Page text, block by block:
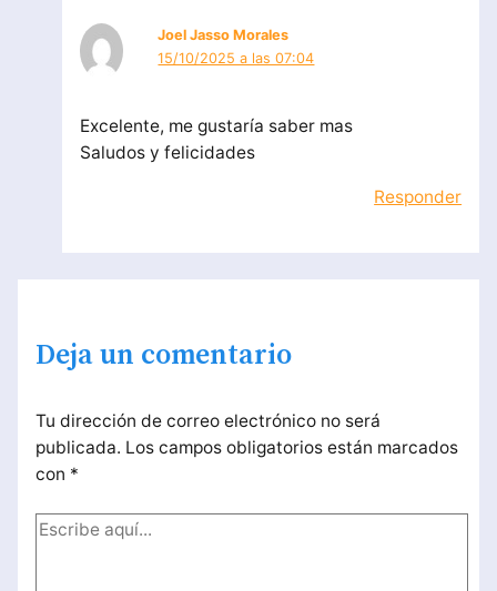
Joel Jasso Morales
15/10/2025 a las 07:04
Excelente, me gustaría saber mas
Saludos y felicidades
Responder
Deja un comentario
Tu dirección de correo electrónico no será
publicada. Los campos obligatorios están marcados
con *
Escribe